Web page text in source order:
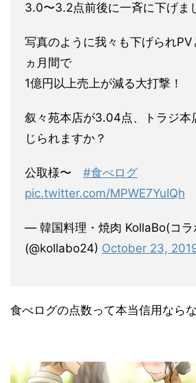
3.0〜3.2点前後に一斉に下げま
写真のように我々も下げられ
ヵ月間で
1億円以上売上が減る大打撃！
叙々苑本店が3.04点、トラジ
じられますか？
公取様〜 #食べログ
pic.twitter.com/MPWE7YuIQh
— 韓国料理・焼肉 KollaBo(コラ
(@kollabo24) October 23,
食べログの点数って本当信用ならな